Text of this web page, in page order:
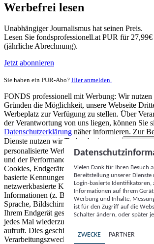
Werbefrei lesen
Unabhängiger Journalismus hat seinen Preis.
Lesen Sie fondsprofessionell.at PUR für
(jährliche Abrechnung).
Jetzt abonnieren
Sie haben ein PUR-Abo? Hier anmelden.
FONDS professionell mit Werbung: Wir nutzen
Gründen die Möglichkeit, unsere Webseite
Werbeplatz zur Verfügung zu stellen. Über
der Verantwortung von uns liegen, können Sie
Datenschutzerklärung näher informieren. Zur
Dienste nutzen wir Technologien von
Partnern
personalisierte Werbung und Inhalte, Messung
und der Performance von Inhalten sowie
Cookies, Endgeräte- oder ähnliche Online-
basierte Kennungen, zufällig generierte
netzwerkbasierte Kennungen) können
Informationen (z. B. Browsertyp und
Sprache, Bildschirmgröße, unterstützte
Ihrem Endgerät gespeichert oder von dort
jedes Mal wiederzuerkennen, wenn es eine App
aufruft. Dies geschieht für einen oder mehrere
Verarbeitungszwecke.
Vielen Dank für Ihren Besuch
Bereitstellung unserer
Login-basierte Identifikatoren,
Informationen auf Ihrem
Werbung und Inhalte,
ist für den Zugriff auf die
Schalter ändern, oder später
ZWECKE PARTNER